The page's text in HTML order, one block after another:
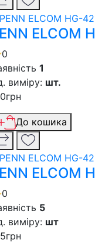
ELCOM
0
1
виміру: шт.
До кошика
ELCOM
0
5
виміру: шт